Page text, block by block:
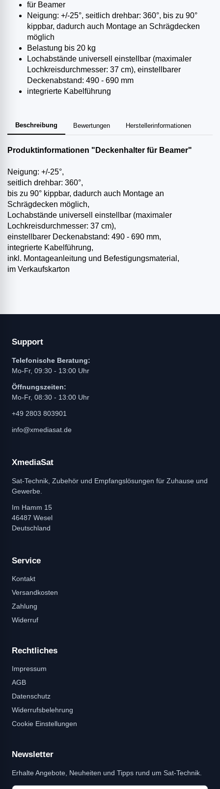
für Beamer
Neigung: +/-25°, seitlich drehbar: 360°, bis zu 90°
kippbar, dadurch auch Montage an Schrägdecken
möglich
Belastung bis 20 kg
Lochabstände universell einstellbar (maximaler
Lochkreisdurchmesser: 37 cm), einstellbarer
Deckenabstand: 490 - 690 mm
integrierte Kabelführung
Beschreibung Bewertungen Herstellerinformationen
Produktinformationen "Deckenhalter für Beamer"
Neigung: +/-25°,
seitlich drehbar: 360°,
bis zu 90° kippbar, dadurch auch Montage an
Schrägdecken möglich,
Lochabstände universell einstellbar (maximaler
Lochkreisdurchmesser: 37 cm),
einstellbarer Deckenabstand: 490 - 690 mm,
integrierte Kabelführung,
inkl. Montageanleitung und Befestigungsmaterial,
im Verkaufskarton
Support
Telefonische Beratung:
Mo-Fr, 09:30 - 13:00 Uhr
Öffnungszeiten:
Mo-Fr, 08:30 - 13:00 Uhr
+49 2803 803901
info@xmediasat.de
XmediaSat
Sat-Technik, Zubehör und Empfangslösungen für Zuhause und
Gewerbe.
Im Hamm 15
46487 Wesel
Deutschland
Service
Kontakt
Versandkosten
Zahlung
Widerruf
Rechtliches
Impressum
AGB
Datenschutz
Widerrufsbelehrung
Cookie Einstellungen
Newsletter
Erhalte Angebote, Neuheiten und Tipps rund um Sat-Technik.